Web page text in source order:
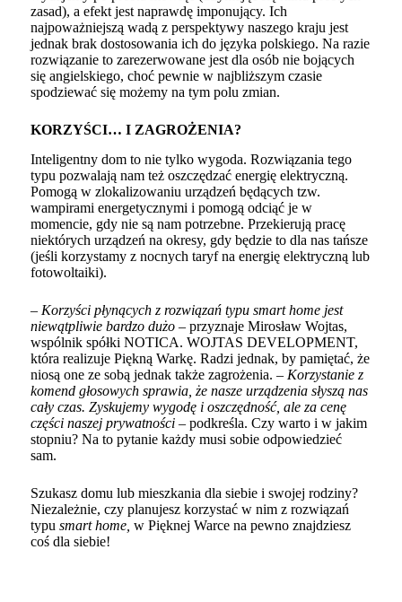
zasad), a efekt jest naprawdę imponujący. Ich
najpoważniejszą wadą z perspektywy naszego kraju jest
jednak brak dostosowania ich do języka polskiego. Na razie
rozwiązanie to zarezerwowane jest dla osób nie bojących
się angielskiego, choć pewnie w najbliższym czasie
spodziewać się możemy na tym polu zmian.
KORZYŚCI… I ZAGROŻENIA?
Inteligentny dom to nie tylko wygoda. Rozwiązania tego
typu pozwalają nam też oszczędzać energię elektryczną.
Pomogą w zlokalizowaniu urządzeń będących tzw.
wampirami energetycznymi i pomogą odciąć je w
momencie, gdy nie są nam potrzebne. Przekierują pracę
niektórych urządzeń na okresy, gdy będzie to dla nas tańsze
(jeśli korzystamy z nocnych taryf na energię elektryczną lub
fotowoltaiki).
– Korzyści płynących z rozwiązań typu smart home jest
niewątpliwie bardzo dużo– przyznaje Mirosław Wojtas,
wspólnik spółki NOTICA. WOJTAS DEVELOPMENT,
która realizuje Piękną Warkę. Radzi jednak, by pamiętać, że
niosą one ze sobą jednak także zagrożenia. – Korzystanie z
komend głosowych sprawia, że nasze urządzenia słyszą nas
cały czas. Zyskujemy wygodę i oszczędność, ale za cenę
części naszej prywatności – podkreśla. Czy warto i w jakim
stopniu? Na to pytanie każdy musi sobie odpowiedzieć
sam.
Szukasz domu lub mieszkania dla siebie i swojej rodziny?
Niezależnie, czy planujesz korzystać w nim z rozwiązań
typu smart home, w Pięknej Warce na pewno znajdziesz
coś dla siebie!